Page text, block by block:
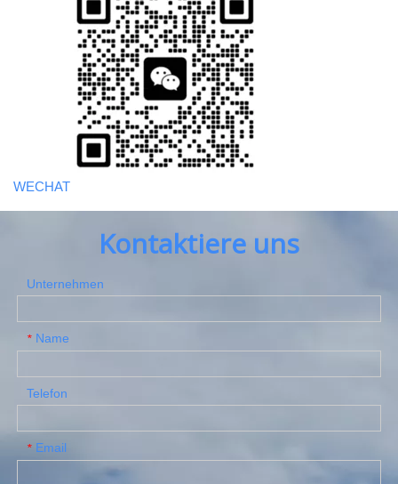
WECHAT
Kontaktiere uns
Unternehmen
* Name
Telefon
* Email